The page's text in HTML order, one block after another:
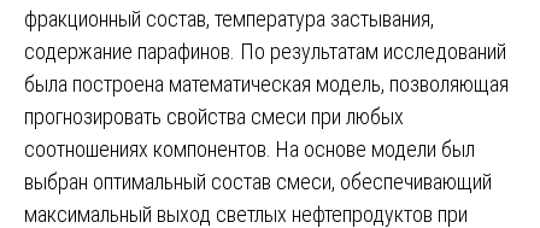
фракционный состав, температура застывания,
содержание парафинов. По результатам исследований
была построена математическая модель, позволяющая
прогнозировать свойства смеси при любых
соотношениях компонентов. На основе модели был
выбран оптимальный состав смеси, обеспечивающий
максимальный выход светлых нефтепродуктов при